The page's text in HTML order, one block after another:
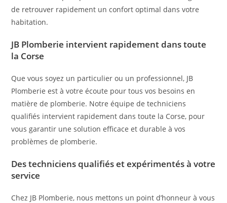
de retrouver rapidement un confort optimal dans votre
habitation.
JB Plomberie intervient rapidement dans toute
la Corse
Que vous soyez un particulier ou un professionnel, JB
Plomberie est à votre écoute pour tous vos besoins en
matière de plomberie. Notre équipe de techniciens
qualifiés intervient rapidement dans toute la Corse, pour
vous garantir une solution efficace et durable à vos
problèmes de plomberie.
Des techniciens qualifiés et expérimentés à votre
service
Chez JB Plomberie, nous mettons un point d’honneur à vous